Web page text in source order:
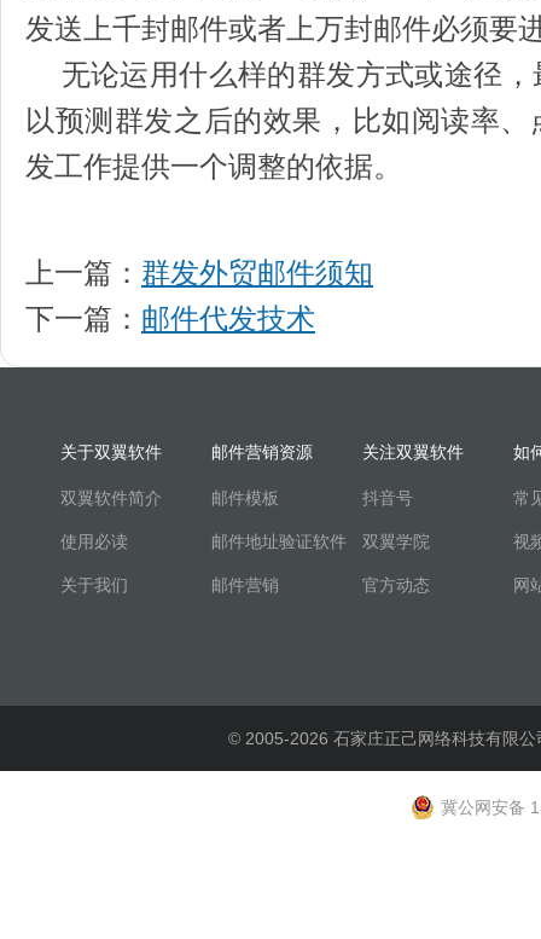
发送上千封邮件或者上万封邮件必须要
无论运用什么样的群发方式或途径，
以预测群发之后的效果，比如阅读率
发工作提供一个调整的依据。
上一篇： 群发外贸邮件须知
下一篇： 邮件代发技术
关于双翼软件
双翼软件简介
使用必读
关于我们
邮件营销资源
邮件模板
邮件地址验证软件
邮件营销
关注双翼软件
抖音号
双翼学院
官方动态
如
常
视
网
© 2005-2026 石家庄正己网络科技有限
冀公网安备